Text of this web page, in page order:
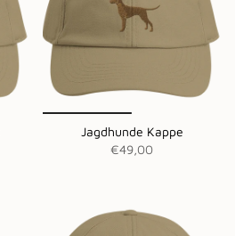
Jagdhunde Kappe
€49,00